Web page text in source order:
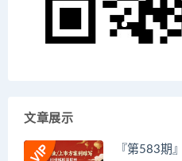
文章展示
『第583期